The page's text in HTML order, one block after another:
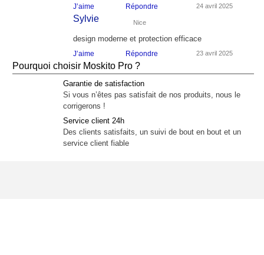
Pourquoi choisir Moskito Pro ?
Garantie de satisfaction
Si vous n’êtes pas satisfait de nos produits, nous le
corrigerons !
Service client 24h
Des clients satisfaits, un suivi de bout en bout et un
service client fiable
J’aime Répondre 24 avril 2025
Sylvie Nice
design moderne et protection efficace
J’aime Répondre 23 avril 2025